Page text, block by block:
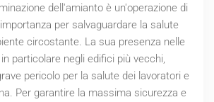
dell'amianto è un'operazione di
per salvaguardare la salute
circostante. La sua presenza nelle
particolare negli edifici più vecchi,
pericolo per la salute dei lavoratori e
Per garantire la massima sicurezza e